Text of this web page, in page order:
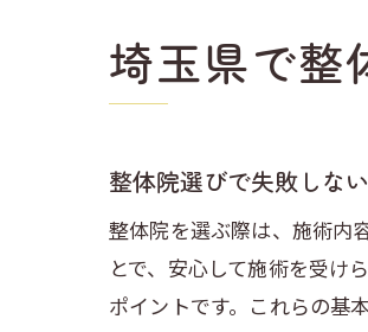
埼玉県で整
整体院選びで失敗しな
整体院を選ぶ際は、施術内
とで、安心して施術を受け
ポイントです。これらの基